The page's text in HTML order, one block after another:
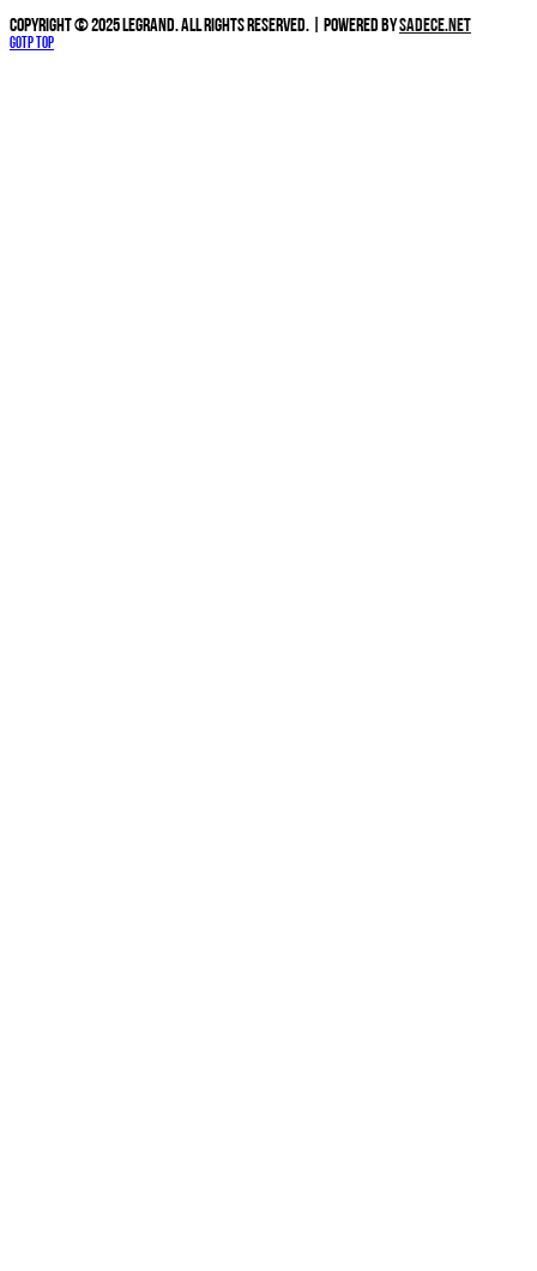
Copyright © 2025 Legrand. All Rights Reserved. | Powered bySadece.NET
Gotp Top